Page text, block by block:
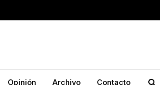
Opinión Archivo Contacto